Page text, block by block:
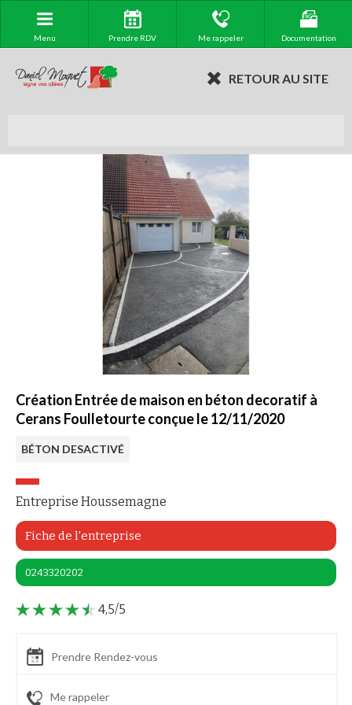
Menu Prendre RDV Me rappeler Documentation
RETOUR AU SITE
Création Entrée de maison en béton decoratif à
Cerans Foulletourte conçue le 12/11/2020
BÉTON DESACTIVÉ
Entreprise Houssemagne
Fiche de l'entreprise
0243320202
4,5/5
Prendre Rendez-vous
Me rappeler